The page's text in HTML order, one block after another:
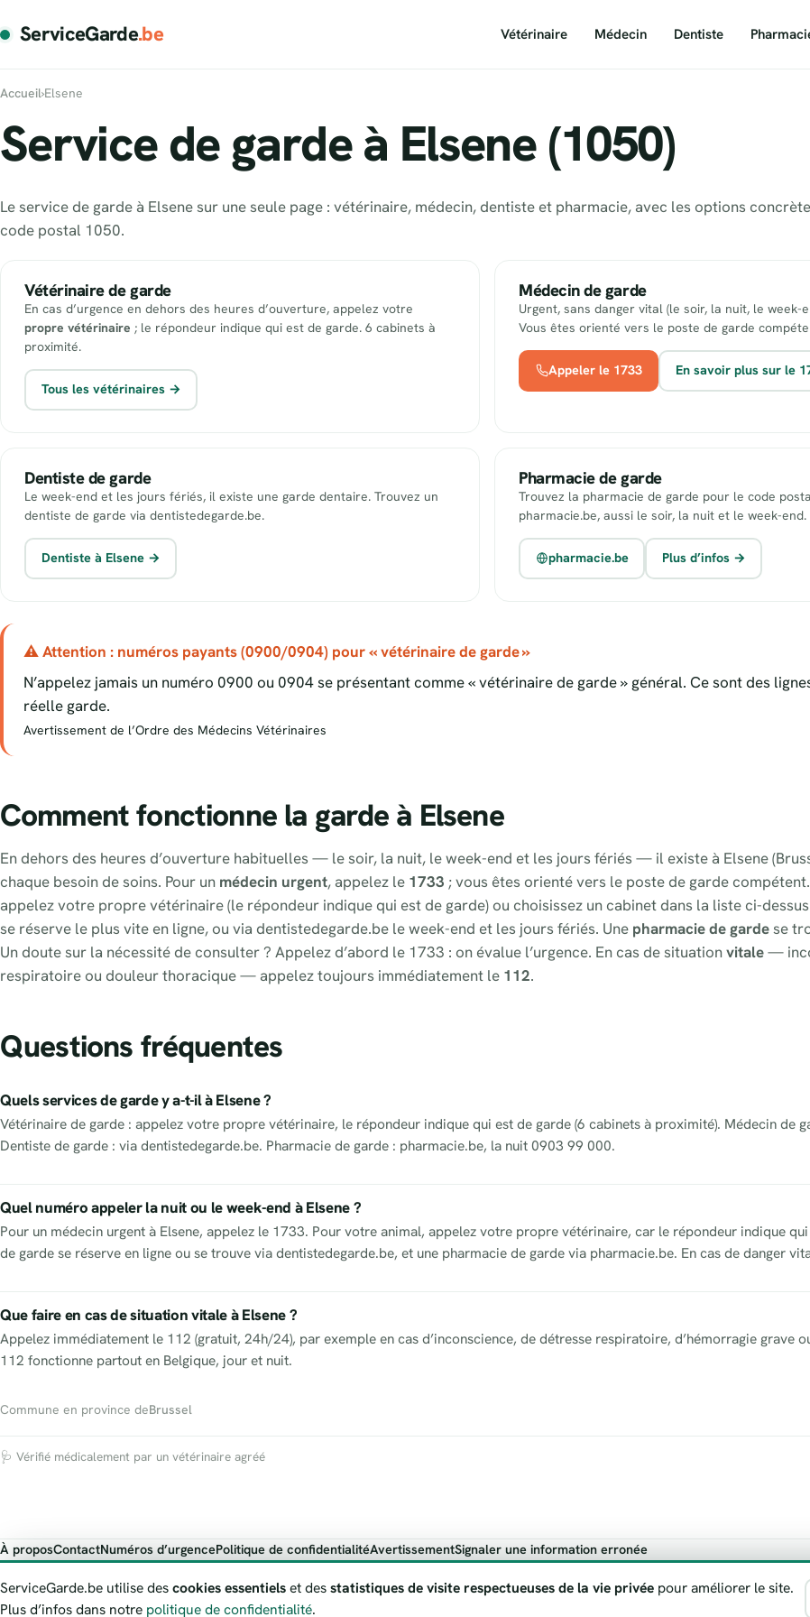
ServiceGarde.be Vétérinaire Médecin Dentiste
Accueil›Elsene
Service de garde à Elsene (1050)
Le service de garde à Elsene sur une seule page : vétérinaire, médecin, dentiste et pharmacie, avec les options
code postal 1050.
Vétérinaire de garde
En cas d’urgence en dehors des heures d’ouverture, appelez votre
propre vétérinaire ; le répondeur indique qui est de garde. 6 cabinets à
proximité.
Tous les vétérinaires →
Médecin de garde
Urgent, sans danger vital (le soir, la nuit, le week-
Vous êtes orienté vers le poste de garde
Appeler le 1733 En savoir plus sur le
Dentiste de garde
Le week-end et les jours fériés, il existe une garde dentaire. Trouvez un
dentiste de garde via dentistedegarde.be.
Dentiste à Elsene →
Pharmacie de garde
Trouvez la pharmacie de garde pour le code
pharmacie.be, aussi le soir, la nuit et le week-end.
pharmacie.be Plus d’infos →
⚠ Attention : numéros payants (0900/0904) pour « vétérinaire de garde »
N’appelez jamais un numéro 0900 ou 0904 se présentant comme « vétérinaire de garde » général. Ce sont des
réelle garde.
Avertissement de l’Ordre des Médecins Vétérinaires
Comment fonctionne la garde à Elsene
En dehors des heures d’ouverture habituelles — le soir, la nuit, le week-end et les jours fériés — il existe à Elsene
chaque besoin de soins. Pour un médecin urgent, appelez le 1733 ; vous êtes orienté vers le poste de garde
appelez votre propre vétérinaire (le répondeur indique qui est de garde) ou choisissez un cabinet dans la liste ci-
se réserve le plus vite en ligne, ou via dentistedegarde.be le week-end et les jours fériés. Une pharmacie de gardese
Un doute sur la nécessité de consulter ? Appelez d’abord le 1733 : on évalue l’urgence. En cas de situationvitale—
respiratoire ou douleur thoracique — appelez toujours immédiatement le 112.
Questions fréquentes
Quels services de garde y a-t-il à Elsene ?
Vétérinaire de garde : appelez votre propre vétérinaire, le répondeur indique qui est de garde (6 cabinets à proximité). Médecin de
Dentiste de garde : via dentistedegarde.be. Pharmacie de garde : pharmacie.be, la nuit 0903 99 000.
Quel numéro appeler la nuit ou le week-end à Elsene ?
Pour un médecin urgent à Elsene, appelez le 1733. Pour votre animal, appelez votre propre vétérinaire, car le répondeur indique
de garde se réserve en ligne ou se trouve via dentistedegarde.be, et une pharmacie de garde via pharmacie.be. En cas de danger
Que faire en cas de situation vitale à Elsene ?
Appelez immédiatement le 112 (gratuit, 24h/24), par exemple en cas d’inconscience, de détresse respiratoire, d’hémorragie grave
112 fonctionne partout en Belgique, jour et nuit.
Commune en province deBrussel
🩺 Vérifié médicalement par un vétérinaire agréé
À proposContactNuméros d’urgencePolitique de confidentialitéAvertissementSignaler une information erronée
ServiceGarde.be présente des informations publiques de garde à titre indicatif. En cas de danger vital, appelez toujours le 112.
© 2026 ServiceGarde.be
ServiceGarde.be utilise descookies essentielset desstatistiques de visite respectueuses de la vie privée pour améliorer le site.
Plus d’infos dans notre politique de confidentialité.